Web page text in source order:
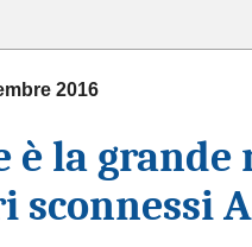
2016
è la
sconnessi